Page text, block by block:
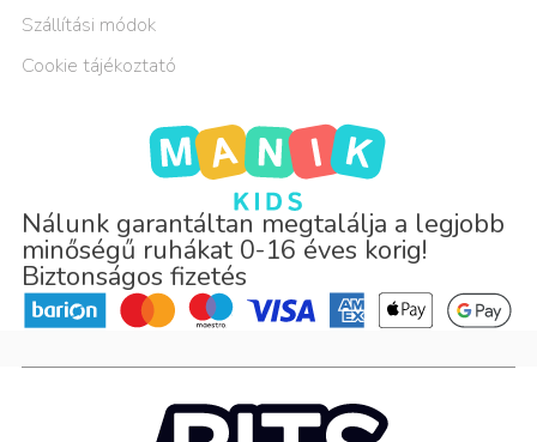
Nálunk garantáltan megtalálja a legjobb
minőségű ruhákat 0-16 éves korig!
Biztonságos fizetés
Szállítási módok
Cookie tájékoztató